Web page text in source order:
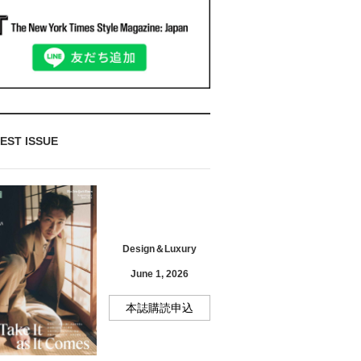
ISSUE
Design＆Luxury
June 1, 2026
本誌購読申込